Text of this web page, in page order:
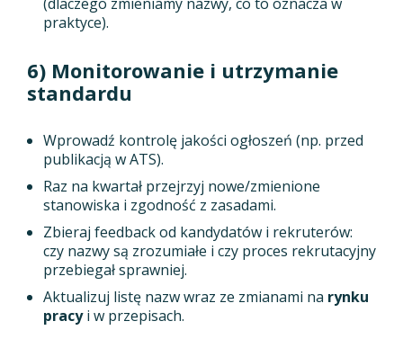
praktyce).
6) Monitorowanie i utrzymanie
standardu
Wprowadź kontrolę jakości ogłoszeń (np. przed
publikacją w ATS).
Raz na kwartał przejrzyj nowe/zmienione
stanowiska i zgodność z zasadami.
Zbieraj feedback od kandydatów i rekruterów:
czy nazwy są zrozumiałe i czy proces rekrutacyjny
przebiegał sprawniej.
Aktualizuj listę nazw wraz ze zmianami na rynku
pracyi w przepisach.